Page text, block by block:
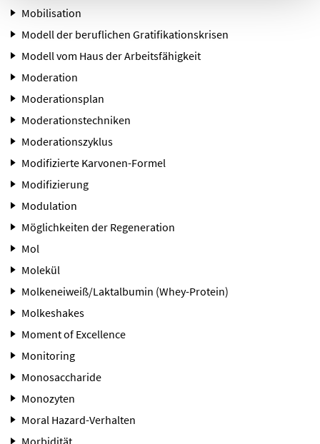
Mobilisation
Modell der beruflichen Gratifikationskrisen
Modell vom Haus der Arbeitsfähigkeit
Moderation
Moderationsplan
Moderationstechniken
Moderationszyklus
Modifizierte Karvonen-Formel
Modifizierung
Modulation
Möglichkeiten der Regeneration
Mol
Molekül
Molkeneiweiß/Laktalbumin (Whey-Protein)
Molkeshakes
Moment of Excellence
Monitoring
Monosaccharide
Monozyten
Moral Hazard-Verhalten